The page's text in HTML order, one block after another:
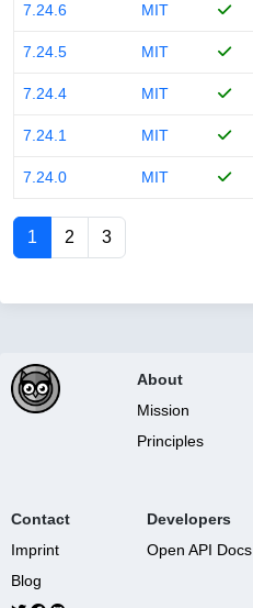
7.24.6 MIT
7.24.5 MIT
7.24.4 MIT
7.24.1 MIT
7.24.0 MIT
1 2 3
About
Mission
Principles
Contact
Imprint
Blog
Developers
Open API Docs